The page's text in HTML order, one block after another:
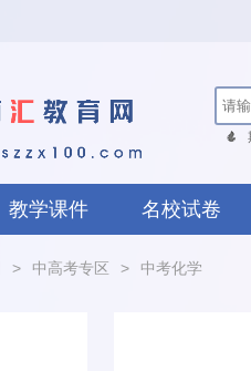
教学课件 名校试卷
> 中高考专区 > 中考化学